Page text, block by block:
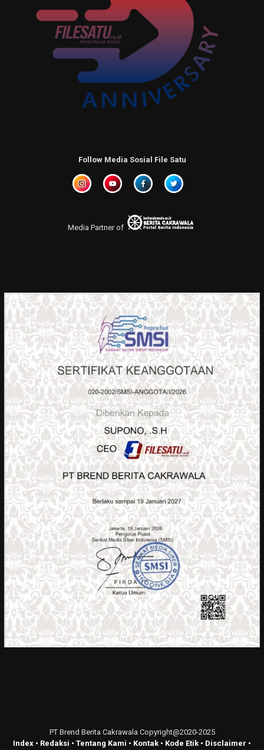
Follow Media Sosial File Satu
Media Partner of
PT Brend Berita Cakrawala Copyright@2020-2025
Index • Redaksi • Tentang Kami • Kontak • Kode Etik • Disclaimer •